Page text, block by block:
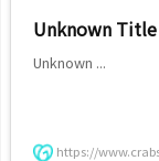
Unknown Title
Unknown ...
https://